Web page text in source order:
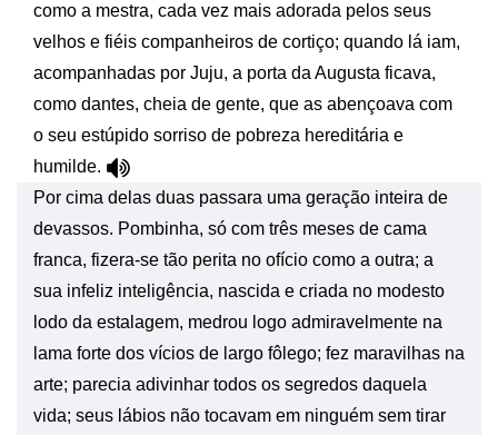
como a mestra, cada vez mais adorada pelos seus
velhos e fiéis companheiros de cortiço; quando lá iam,
acompanhadas por Juju, a porta da Augusta ficava,
como dantes, cheia de gente, que as abençoava com
o seu estúpido sorriso de pobreza hereditária e
humilde.
Por cima delas duas passara uma geração inteira de
devassos. Pombinha, só com três meses de cama
franca, fizera-se tão perita no ofício como a outra; a
sua infeliz inteligência, nascida e criada no modesto
lodo da estalagem, medrou logo admiravelmente na
lama forte dos vícios de largo fôlego; fez maravilhas na
arte; parecia adivinhar todos os segredos daquela
vida; seus lábios não tocavam em ninguém sem tirar